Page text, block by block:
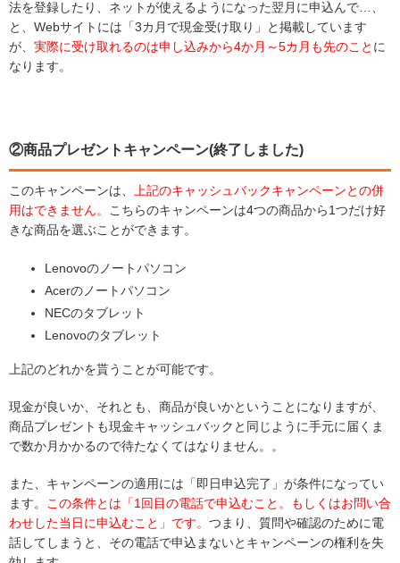
法を登録したり、ネットが使えるようになった翌月に申込んで…、
と、Webサイトには「3カ月で現金受け取り」と掲載しています
が、 実際に受け取れるのは申し込みから4か月～5カ月も先のこと に
なります。
②商品プレゼントキャンペーン(終了しました)
このキャンペーンは、 上記のキャッシュバックキャンペーンとの併
用はできません。 こちらのキャンペーンは4つの商品から1つだけ好
きな商品を選ぶことができます。
Lenovoのノートパソコン
Acerのノートパソコン
NECのタブレット
Lenovoのタブレット
上記のどれかを貰うことが可能です。
現金が良いか、それとも、商品が良いかということになりますが、
商品プレゼントも現金キャッシュバックと同じように手元に届くま
で数か月かかるので待たなくてはなりません。。
また、キャンペーンの適用には「即日申込完了」が条件になってい
ます。 この条件とは「1回目の電話で申込むこと。もしくはお問い合
わせした当日に申込むこと」です。 つまり、質問や確認のために電
話してしまうと、その電話で申込まないとキャンペーンの権利を失